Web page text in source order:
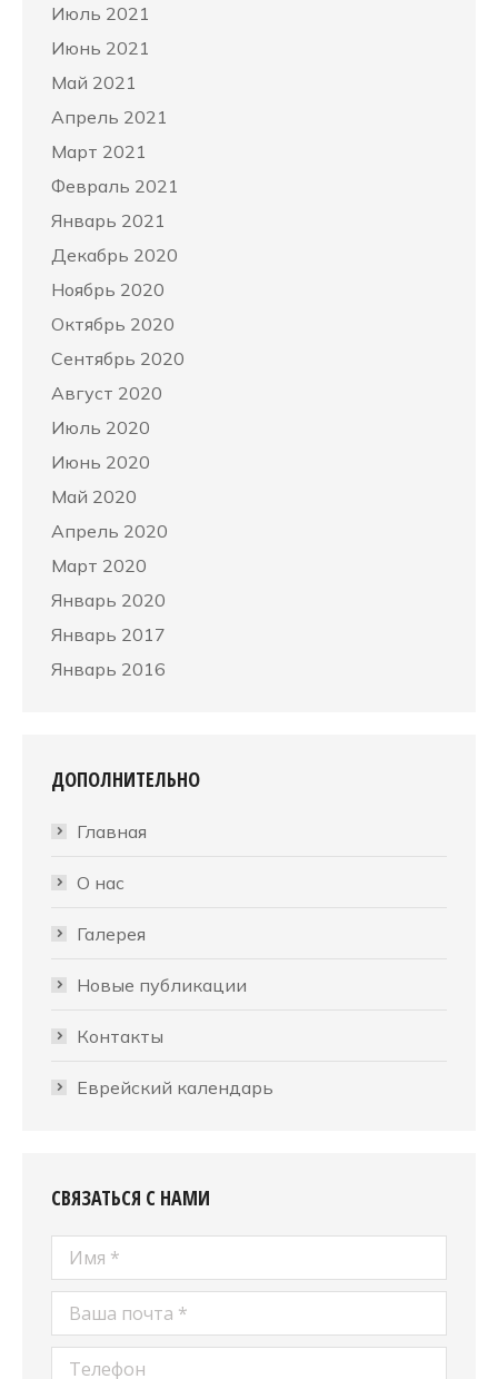
Июль 2021
Июнь 2021
Май 2021
Апрель 2021
Март 2021
Февраль 2021
Январь 2021
Декабрь 2020
Ноябрь 2020
Октябрь 2020
Сентябрь 2020
Август 2020
Июль 2020
Июнь 2020
Май 2020
Апрель 2020
Март 2020
Январь 2020
Январь 2017
Январь 2016
ДОПОЛНИТЕЛЬНО
Главная
О нас
Галерея
Новые публикации
Контакты
Еврейский календарь
СВЯЗАТЬСЯ С НАМИ
Имя *
Ваша почта *
Телефон